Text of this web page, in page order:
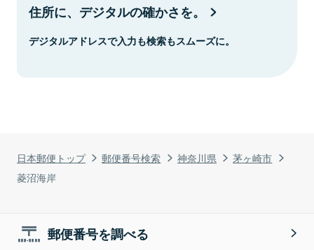
日本郵便トップ 郵便番号検索 神奈川県
茅ヶ崎市
菱沼海岸
住所に、デジタルの確かさを。
デジタルアドレスで入力も検索もスムーズに。
郵便番号を調べる